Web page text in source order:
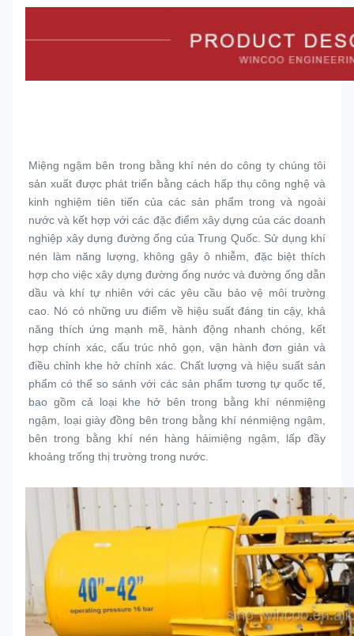
Miệng ngậm bên trong bằng khí nén do công ty chúng tôi
sản xuất được phát triển bằng cách hấp thụ công nghệ và
kinh nghiệm tiên tiến của các sản phẩm trong và ngoài
nước và kết hợp với các đặc điểm xây dựng của các doanh
nghiệp xây dựng đường ống của Trung Quốc. Sử dụng khí
nén làm năng lượng, không gây ô nhiễm, đặc biệt thích
hợp cho việc xây dựng đường ống nước và đường ống dẫn
dầu và khí tự nhiên với các yêu cầu bảo vệ môi trường
cao. Nó có những ưu điểm về hiệu suất đáng tin cậy, khả
năng thích ứng mạnh mẽ, hành động nhanh chóng, kết
hợp chính xác, cấu trúc nhỏ gọn, vận hành đơn giản và
điều chỉnh khe hở chính xác. Chất lượng và hiệu suất sản
phẩm có thể so sánh với các sản phẩm tương tự quốc tế,
bao gồm cả loại khe hở bên trong bằng khí nénmiệng
ngậm , loại giày đồng bên trong bằng khí nénmiệng ngậm
bên trong bằng khí nén hàng hảimiệng ngậm , lấp đầy
khoảng trống thị trường trong nước.